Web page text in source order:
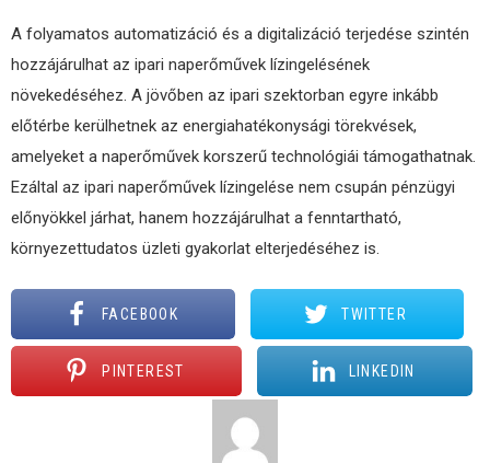
A folyamatos automatizáció és a digitalizáció terjedése szintén
hozzájárulhat az ipari naperőművek lízingelésének
növekedéséhez. A jövőben az ipari szektorban egyre inkább
előtérbe kerülhetnek az energiahatékonysági törekvések,
amelyeket a naperőművek korszerű technológiái támogathatnak.
Ezáltal az ipari naperőművek lízingelése nem csupán pénzügyi
előnyökkel járhat, hanem hozzájárulhat a fenntartható,
környezettudatos üzleti gyakorlat elterjedéséhez is.
FACEBOOK TWITTER
PINTEREST LINKEDIN